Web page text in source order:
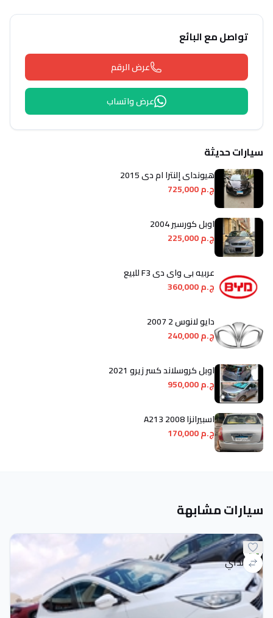
تواصل مع البائع
عرض الرقم
عرض واتساب
سيارات حديثة
هيونداي إلنترا ام دى 2015
ج.م 725,000
اوبل كورسير 2004
ج.م 225,000
عربيه بى واى دى F3 للبيع
ج.م 360,000
دايو لانوس 2 2007
ج.م 240,000
اوبل كروسلاند كسر زيرو 2021
ج.م 950,000
اسبيرانزا A213 2008
ج.م 170,000
سيارات مشابهة